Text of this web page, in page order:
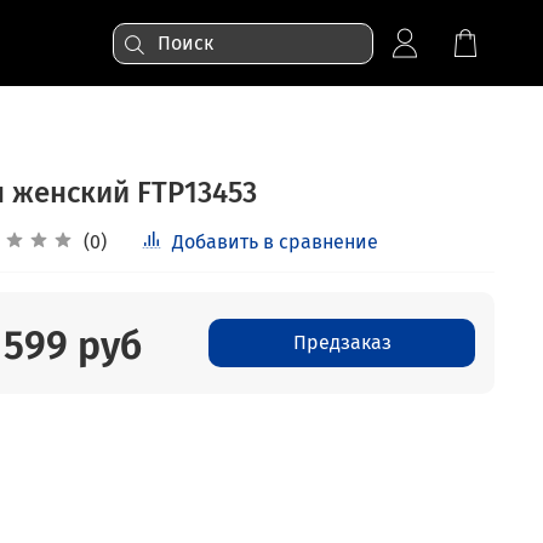
женский FTP13453
(0) Добавить в сравнение
руб Предзаказ